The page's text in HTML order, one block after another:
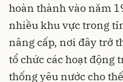
hoàn thành vào năm
nhiều khu vực trong
nâng cấp, nơi đây trở
tổ chức các hoạt động
thống yêu nước cho